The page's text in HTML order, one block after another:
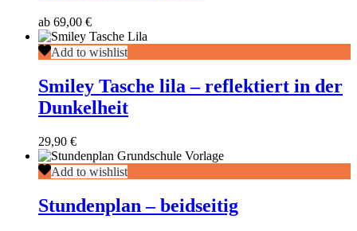
ab 69,00 €
Smiley
Tasche
lila
–
reflektiert
in
der
Dunkelheit
Add to wishlist
Smiley Tasche lila – reflektiert in der
Dunkelheit
29,90 €
Stundenplan
–
beidseitig
Add to wishlist
Stundenplan – beidseitig